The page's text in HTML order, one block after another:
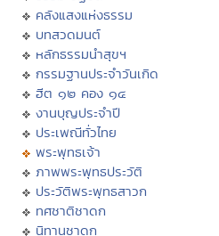
คลังแสงแห่งธรรม
บทสวดมนต์
หลักธรรมนำสุขฯ
กรรมฐานประจำวันเกิด
ฮีต ๑๒ คอง ๑๔
งานบุญประจำปี
ประเพณีทั่วไทย
พระพุทธเจ้า
ภาพพระพุทธประวัติ
ประวัติพระพุทธสาวก
ทศชาติชาดก
นิทานชาดก